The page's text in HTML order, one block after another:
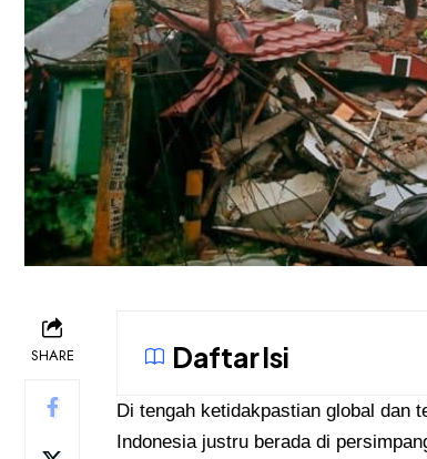
SHARE Daftar Isi
Di tengah ketidakpastian global dan
Indonesia justru berada di